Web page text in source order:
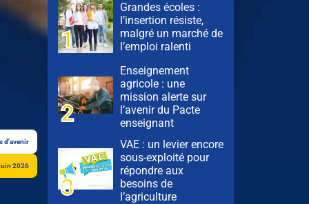
d'avenir
2026
Grandes écoles :
l’insertion résiste,
malgré un marché de
l’emploi ralenti
Enseignement
agricole : une
mission alerte sur
l’avenir du Pacte
enseignant
VAE : un levier encore
sous-exploité pour
répondre aux
besoins de
l’agriculture